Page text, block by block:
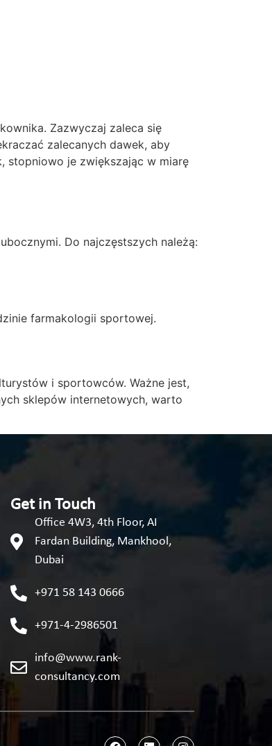
Zazwyczaj zaleca się
zalecanych dawek, aby
stopniowo je zwiększając w miarę
Do najczęstszych należą:
farmakologii sportowej.
i sportowców. Ważne jest,
sklepów internetowych, warto
Get in Touch
Office 4W3, 4th Floor, AI
Fardan Building, Mankhool,
Dubai
+971 58 143 0666
+971-4-2986501
info@www.rank-
consultancy.com